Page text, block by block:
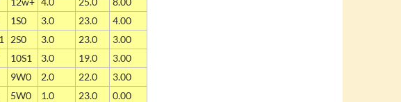
1S0 3.0 23.0
4.00
2S0 3.0 23.0
3.00
10S1 3.0 19.0
3.00
9W0 2.0 22.0
3.00
5W0 1.0 23.0
0.00